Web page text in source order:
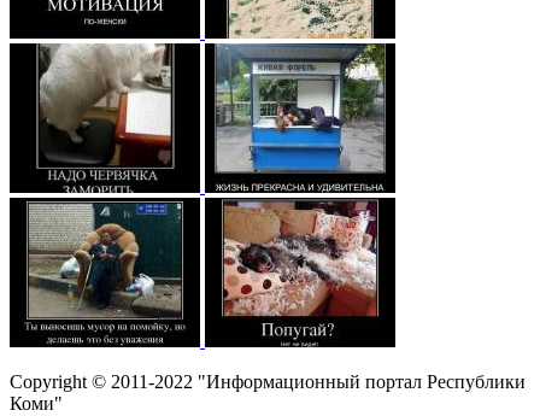
Copyright © 2011-2022 "Информационный портал Республики
Коми"